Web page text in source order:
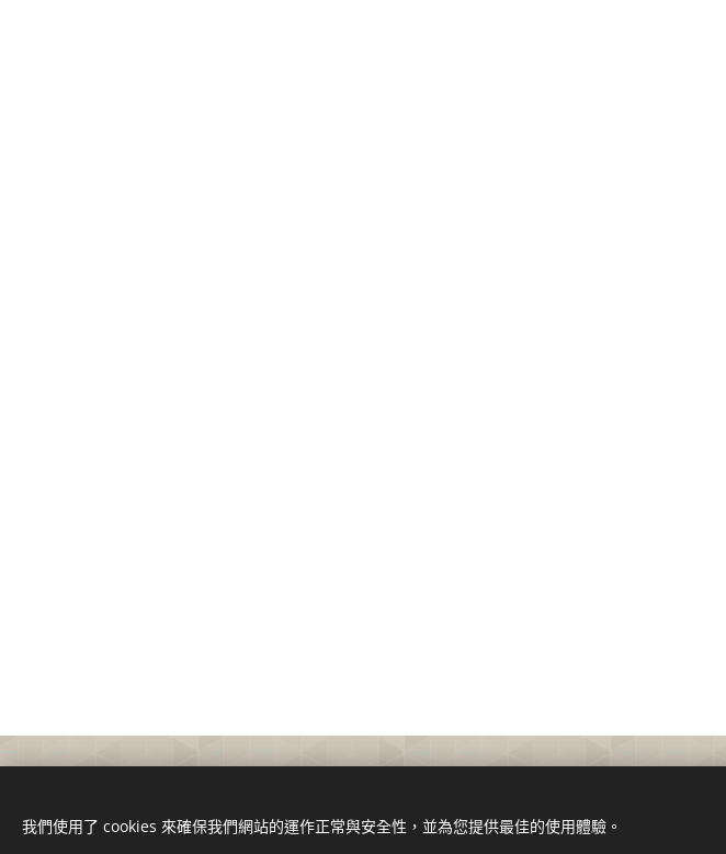
我們使用了 cookies 來確保我們網站的運作正常與安全性，並為您提供最佳的使用體驗。